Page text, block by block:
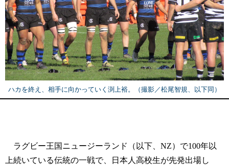
ハカを終え、相手に向かっていく渕上裕。（撮影／松尾智規、以下同）
ラグビー王国ニュージーランド（以下、NZ）で100年以
上続いている伝統の一戦で、日本人高校生が先発出場し